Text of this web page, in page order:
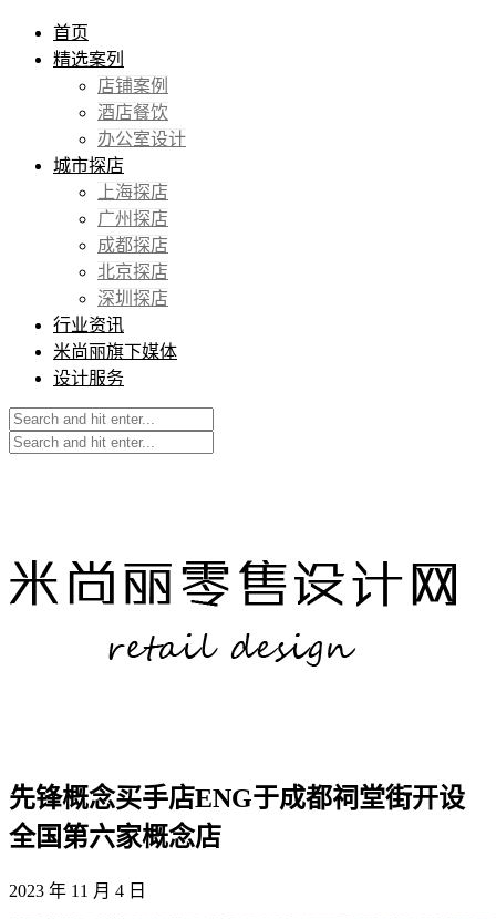
首页
精选案列
店铺案例
酒店餐饮
办公室设计
城市探店
上海探店
广州探店
成都探店
北京探店
深圳探店
行业资讯
米尚丽旗下媒体
设计服务
先锋概念买手店ENG于成都祠堂街开设
全国第六家概念店
2023 年 11 月 4 日